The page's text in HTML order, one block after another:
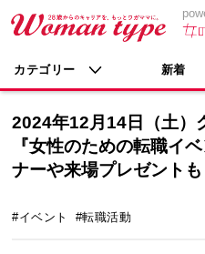
カテゴリー 新着
2024年12月14日（土）
『女性のための転職イ
ナーや来場プレゼントも
#イベント #転職活動